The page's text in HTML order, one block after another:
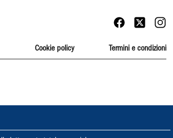
Cookie policy Termini e condizioni